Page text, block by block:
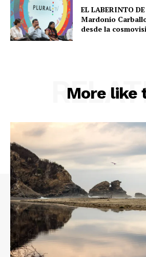
EL LABERINTO
Mardonio
desde la
More like